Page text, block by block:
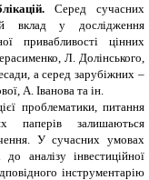
Серед сучасних
вклад у дослідження
привабливості цінних
Л. Долінського,
а серед зарубіжних –
А. Іванова та ін.
проблематики, питання
паперів залишаються
У сучасних умовах
аналізу інвестиційної
інструментарію